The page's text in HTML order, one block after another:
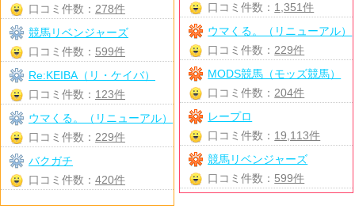
口コミ件数： 1,351件
ウマくる。（リニューアル）
口コミ件数： 229件
MODS競馬（モッズ競馬）
口コミ件数： 204件
レープロ
口コミ件数： 19,113件
競馬リベンジャーズ
口コミ件数： 599件
口コミ件数： 278件
競馬リベンジャーズ
口コミ件数： 599件
Re:KEIBA（リ・ケイバ）
口コミ件数： 123件
ウマくる。（リニューアル）
口コミ件数： 229件
バクガチ
口コミ件数： 420件